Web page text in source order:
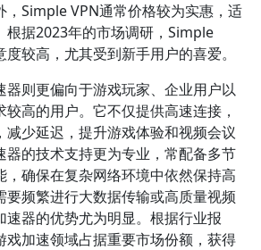
，Simple VPN通常价格较为实惠，适
根据2023年的市场调研，Simple
较高，尤其受到新手用户的喜爱。
器则更偏向于游戏玩家、企业用户以
高的用户。它不仅提供高速连接，
减少延迟，提升游戏体验和视频会议
器的技术支持更为专业，常配备多节
，确保在复杂网络环境中依然保持高
要频繁进行大数据传输或高质量视频
速器的优势尤为明显。根据行业报
戏加速领域占据重要市场份额，获得